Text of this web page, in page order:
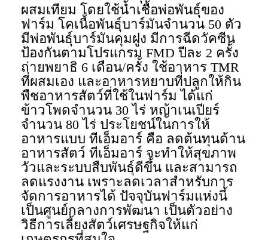
ผสมเทียม โดยใช้น้ำเชื้อพ่อพันธุ์ของ
ฟาร์ม โคเนื้อพันธุ์บาร์มันจำนวน 50 ตัว
มีพ่อพันธุ์บาร์มันคุมฝูง มีการฉีดวัคซีน
ป้องกันตามโปรแกรม FMD ปีละ 2 ครั้ง
ถ่ายพยาธิ 6 เดือน/ครั้ง ใช้อาหาร TMR
ที่ผสมเอง และอาหารหยาบที่ปลูกให้กิน
พืชอาหารสัตว์ที่ใช้ในฟาร์ม ได้แก่
ข้าวโพดจำนวน 30 ไร่ หญ้าเนเปียร์
จำนวน 80 ไร่ ประโยชน์ในการให้
อาหารแบบ ทีเอ็มอาร์ คือ ลดต้นทุนด้าน
อาหารสัตว์ ทีเอ็มอาร์ จะทําให้สุขภาพ
วัวและระบบสืบพันธุ์ดีขึ้น และสามารถ
ลดแรงงาน เพราะลดเวลาสําหรับการ
จัดการอาหารได้ ปัจจุบันฟาร์มแห่งนี้
เป็นศูนย์กลางการพัฒนา เป็นตัวอย่าง
วิธีการเลี้ยงสัตว์เศรษฐกิจให้แก่